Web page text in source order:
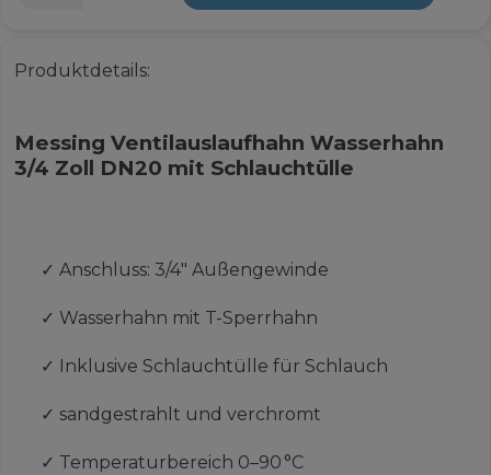
Produktdetails:
Messing Ventilauslaufhahn Wasserhahn
3/4 Zoll DN20 mit Schlauchtülle
✓ Anschluss: 3/4" Außengewinde
✓ Wasserhahn mit T-Sperrhahn
✓ Inklusive Schlauchtülle für Schlauch
✓ sandgestrahlt und verchromt
✓ Temperaturbereich 0–90 °C